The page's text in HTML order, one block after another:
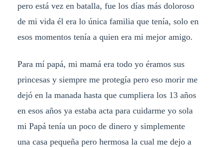
pero está vez en batalla, fue los días más doloroso
de mi vida él era lo única familia que tenía, solo en
esos momentos tenía a quien era mi mejor amigo.
Para mí papá, mi mamá era todo yo éramos sus
princesas y siempre me protegía pero eso morir me
dejó en la manada hasta que cumpliera los 13 años
en esos años ya estaba acta para cuidarme yo sola
mi Papá tenía un poco de dinero y simplemente
una casa pequeña pero hermosa la cual me dejo a